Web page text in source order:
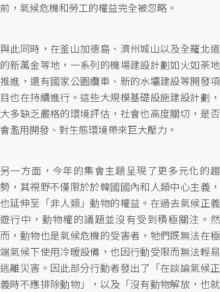
前，氣候危機和勞工的權益完全被忽略。
與此同時，在釜山加德島、濟州城山以及全羅北道
的新萬金等地，一系列的機場建設計劃如火如荼地
推進，還有國家公園纜車、新的水壩建設等開發項
目也在持續進行。這些大規模基礎設施建設計劃，
大多缺乏嚴格的環境評估，社會也高度關切，是否
會濫用開發、對生態環境帶來巨大壓力。
另一方面，今年的集會主題呈現了更多元化的趨
勢，其視野不僅限於於韓國國內和人類中心主義，
也延伸至「非人類」動物的權益。在過去氣候正義
遊行中，動物權的議題並沒有受到積極關注。然
而，動物也是氣候危機的受害者，牠們既無法在極
端氣候下使用冷暖設備，也因行動受限而無法輕易
逃離災害。因此部分行動者發出了「在談論氣候正
義時不應排除動物」，以及「沒有動物解放，也就